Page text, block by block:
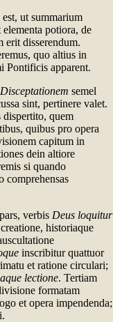
est, ut summarium
potiora, de
erit disserendum.
quo altius in
Pontificis apparent.
semel
sint, pertinere valet.
dispertito, quem
quibus pro opera
capitum in
dein altiore
si quando
comprehensas
verbis Deus loquitur
historiaque
inscribitur quattuor
et ratione circulari;
lectione. Tertiam
formatam
et opera impendenda;